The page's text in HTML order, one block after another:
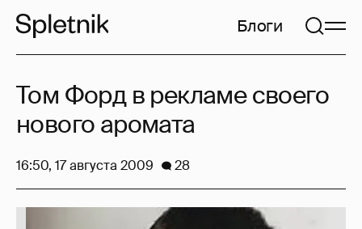
Блоги
Том Форд в рекламе своего
нового аромата
16:50, 17 августа 2009 28